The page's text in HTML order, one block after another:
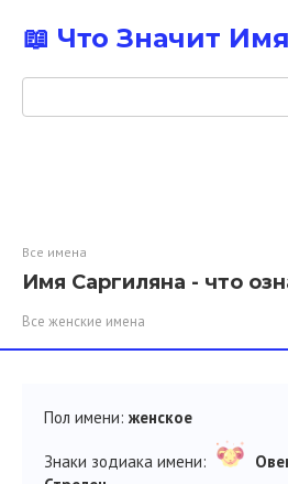
контенту
📖 Что Значит Имя
Поиск:
Все имена
Имя Саргиляна - что
Все женские имена
Пол имени: женское
Знаки зодиака имени: